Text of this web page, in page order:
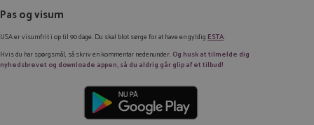
Pas og visum
USA er visumfrit i op til 90 dage. Du skal blot sørge for at have en gyldig ESTA.
Hvis du har spørgsmål, så skriv en kommentar nedenunder. Og husk at tilmelde dig
nyhedsbrevet og downloade appen, så du aldrig går glip af et tilbud!